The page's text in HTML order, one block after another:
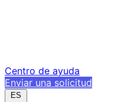
Centro de ayuda
Enviar una solicitud
ES